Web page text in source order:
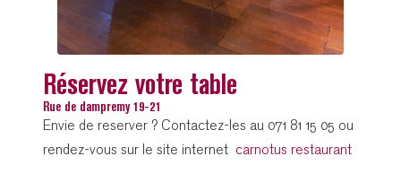
Réservez votre table
Rue de dampremy 19-21
Envie de reserver ? Contactez-les au 071 81 15 05 ou
rendez-vous sur le site internet carnotus restaurant